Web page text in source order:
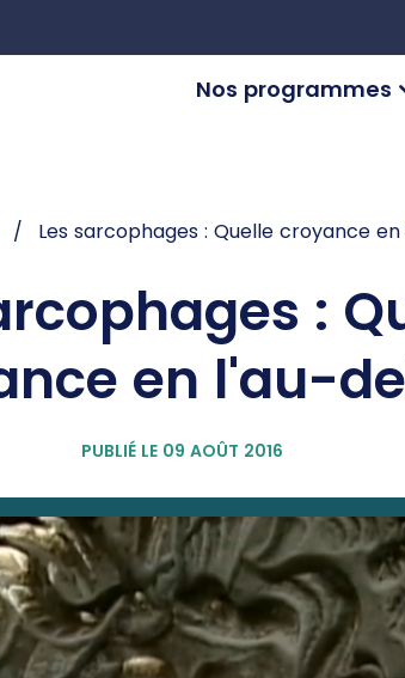
Nos programmes
Les sarcophages : Quelle croyance
:
en l'au-
PUBLIÉ LE 09 AOÛT 2016